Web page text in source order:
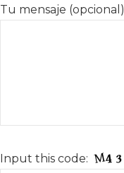
Tu mensaje (opcional)
Input this code: